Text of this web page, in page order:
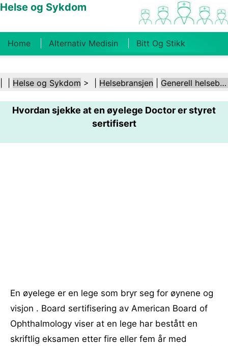
Helse og Sykdom
Home Alternativ Medisin Bitt Og Stikk
Kosthold Og Ernæring Familiehelse
Helsebransjen Psykisk Helse Folkehelse Og
Helse og Sykdom > | Helsebransjen Generell helsebransje
Hvordan sjekke at en øyelege Doctor er styret
sertifisert
En øyelege er en lege som bryr seg for øynene og
visjon . Board sertifisering av American Board of
Ophthalmology viser at en lege har bestått en
skriftlig eksamen etter fire eller fem år med